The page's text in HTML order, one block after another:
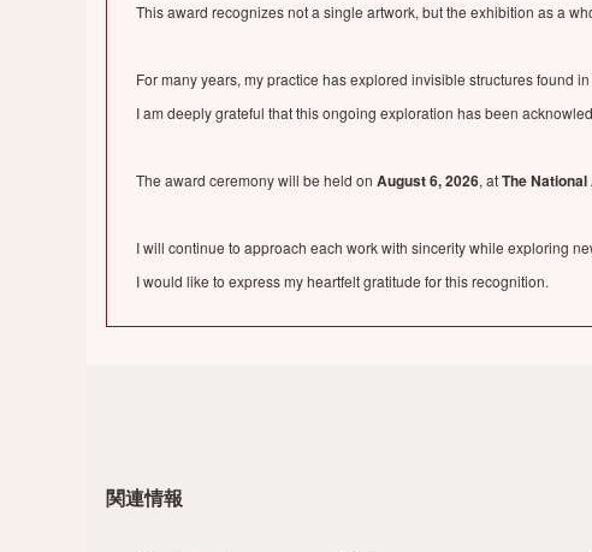
This award recognizes not a single artwork, but the exhibition as a
For many years, my practice has explored invisible structures found
I am deeply grateful that this ongoing exploration has been
The award ceremony will be held on August 6, 2026, atThe
I will continue to approach each work with sincerity while exploring
I would like to express my heartfelt gratitude for this recognition.
関連情報